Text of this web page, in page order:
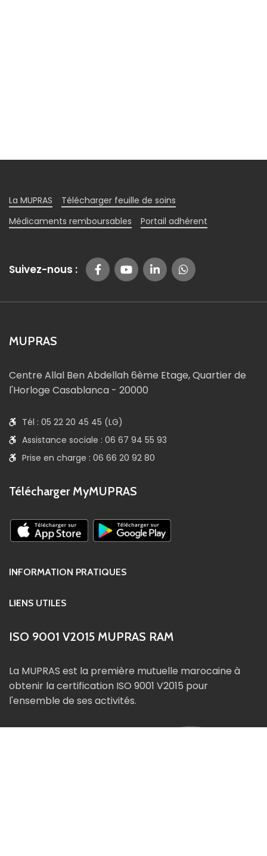
La MUPRAS
Télécharger feuille de soins
Médicaments remboursables
Portail adhérent
Suivez-nous :
MUPRAS
Centre Allal Ben Abdellah 6ème Etage, Quartier de
l'Horloge Casablanca - 20000
Tél : 05 22 20 45 45 (LG)
Assistance sociale : 06 67 94 55 93
Prise en charge : 06 66 20 92 80
Télécharger MyMUPRAS
INFORMATION PRATIQUES
LIENS UTILES
ISO 9001 V2015 MUPRAS RAM
La MUPRAS est la première mutuelle marocaine à
obtenir la certification ISO 9001 V2015 pour
l'ensemble de ses activités.